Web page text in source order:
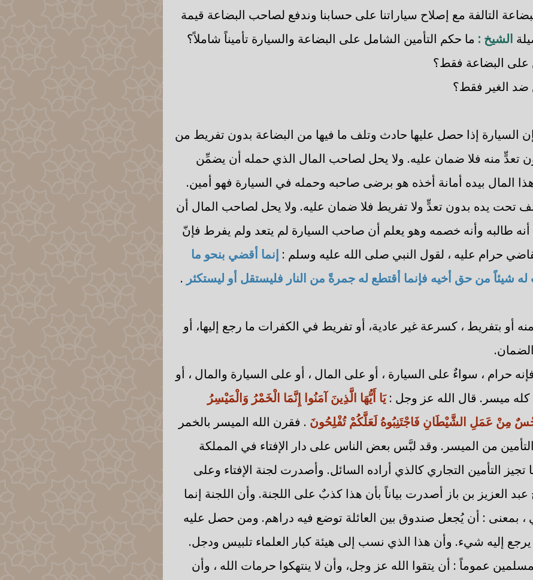
التالفة مع إصلاح سياراتنا على حسابنا وندفع لصاحب البضاعة قيمة
الشيخ : ما حكم التأمين الشامل على البضاعة والسيارة تأميناً شاملاً؟
على البضاعة فقط؟
ضد الغير فقط؟
السيارة إذا حصل عليها حادث وتلف ما فيها من البضاعة بدون تفريط من
تعدٍّ منه فلا ضمان عليه. ولا يحل لصاحب المال الذي حمله أن يضمِّن
المال بيده أمانة أخذه هو برضى صاحبه وحمله في السيارة فهو أمين.
تحت يده بدون تعدٍّ ولا تفريط فلا ضمان عليه. ولا يحل لصاحب المال أن
طالبه وأنه خصمه وهو يعلم أن صاحب السيارة لم يتعد ولم يفرط فإنّ
حرام عليه ، لقول النبي صلى الله عليه وسلم : إنما أقضي بنحو ما
شيئاً من حق أخيه فإنما أقتطع له جمرةً من النار فليستقل أو ليستكثر .
أو بتفريط ، كسرعة غير عادية، أو تفريط في الكفرات ما رجع إليها، أو
فإنه حرام ، سواءٌ على السيارة ، أو على المال ، أو على السيارة والمال ، أو
كله ميسر. قال الله عز وجل :يَا أَيُّهَا الَّذِينَ آمَنُوا إِنَّمَا الْخَمْرُ وَالْمَيْسِرُ
مِنْ عَمَلِ الشَّيْطَانِ فَاجْتَنِبُوهُ لَعَلَّكُمْ تُفْلِحُونَ . فقرن الله الميسر بالخمر
من الميسر. وقد لبَّس بعض الناس على دار الإفتاء في المملكة
تجيز التأمين التجاري كالذي أراده السائل. وأصدرت لجنة الإفتاء وعلى
العزيز بن باز أصدرت بياناً بأن هذا كذبٌ على اللجنة. وأن اللجنة إنما
، بمعنى : أن يُجعل صندوق بين العائلة توضع فيه دراهم. ومن حصل عليه
يرجع إليه شيء. وأن هذا الذي نسب إلى هيئة كبار العلماء تلبيس ودجل.
عموماً : أن يتقوا الله عز وجل، وأن لا ينتهكوا حرمات الله ، وأن